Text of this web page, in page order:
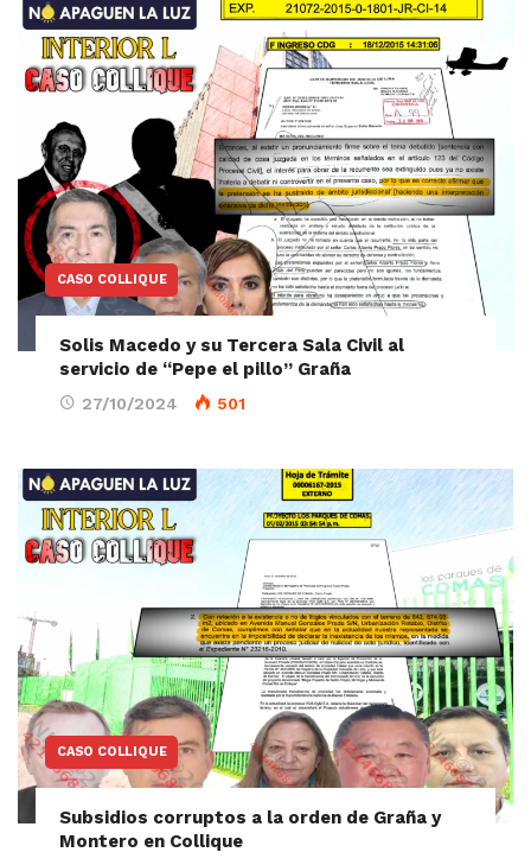
CASO COLLIQUE
Solis Macedo y su Tercera Sala Civil al
servicio de “Pepe el pillo” Graña
27/10/2024 501
CASO COLLIQUE
Subsidios corruptos a la orden de Graña y
Montero en Collique